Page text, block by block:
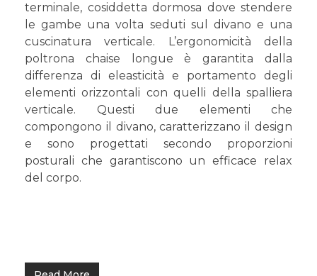
terminale, cosiddetta dormosa dove stendere
le gambe una volta seduti sul divano e una
cuscinatura verticale. L’ergonomicità della
poltrona chaise longue è garantita dalla
differenza di eleasticità e portamento degli
elementi orizzontali con quelli della spalliera
verticale. Questi due elementi che
compongono il divano, caratterizzano il design
e sono progettati secondo proporzioni
posturali che garantiscono un efficace relax
del corpo.